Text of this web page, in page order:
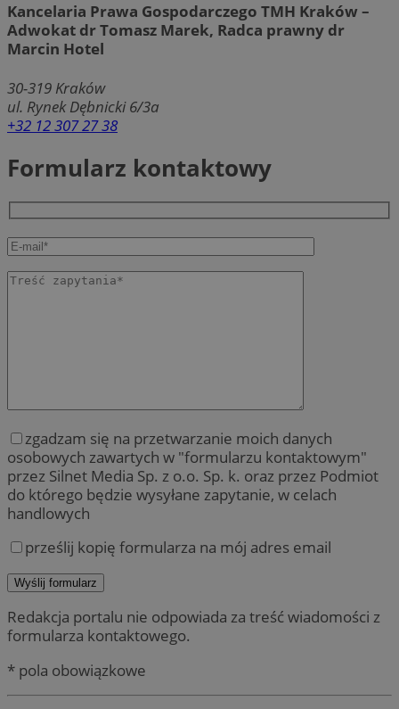
Kancelaria Prawa Gospodarczego TMH Kraków –
Adwokat dr Tomasz Marek, Radca prawny dr
Marcin Hotel
30-319 Kraków
ul. Rynek Dębnicki 6/3a
+32 12 307 27 38
Formularz kontaktowy
zgadzam się na przetwarzanie moich danych
osobowych zawartych w "formularzu kontaktowym"
przez Silnet Media Sp. z o.o. Sp. k. oraz przez Podmiot
do którego będzie wysyłane zapytanie, w celach
handlowych
prześlij kopię formularza na mój adres email
Redakcja portalu nie odpowiada za treść wiadomości z
formularza kontaktowego.
* pola obowiązkowe